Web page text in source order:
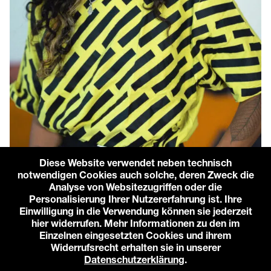
Literatur & Gesellschaft
Emilia Roig
Enjoy Jazz 2026
Sa 03.10.26 / 17:00 / Saal
Diese Website verwendet neben technisch
notwendigen Cookies auch solche, deren Zweck die
Analyse von Websitezugriffen oder die
Personalisierung Ihrer Nutzererfahrung ist. Ihre
Einwilligung in die Verwendung können sie jederzeit
hier widerrufen. Mehr Informationen zu den im
Einzelnen eingesetzten Cookies und ihrem
Widerrufsrecht erhalten sie in unserer
Datenschutzerklärung.